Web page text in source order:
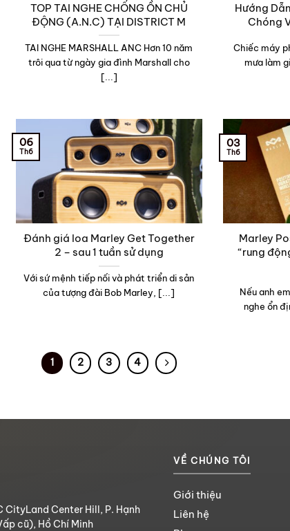
TOP TAI NGHE CHỐNG ỒN CHỦ
ĐỘNG (A.N.C) TẠI DISTRICT M
TAI NGHE MARSHALL ANC Hơn 10 năm
trôi qua từ ngày gia đình Marshall cho
[...]
Hướng
Chóng
Chiếc máy
mưa làm
Đánh giá loa Marley Get Together
2 – sau 1 tuần sử dụng
Với sứ mệnh tiếp nối và phát triển di sản
của tượng đài Bob Marley, [...]
06
Th6
Marley
“rung
Nếu anh
nghe ổn
03
Th6
1 2 3 4
CityLand Center Hill, P. Hạnh
cũ), Hồ Chí Minh
VỀ CHÚNG TÔI
Giới thiệu
Liên hệ